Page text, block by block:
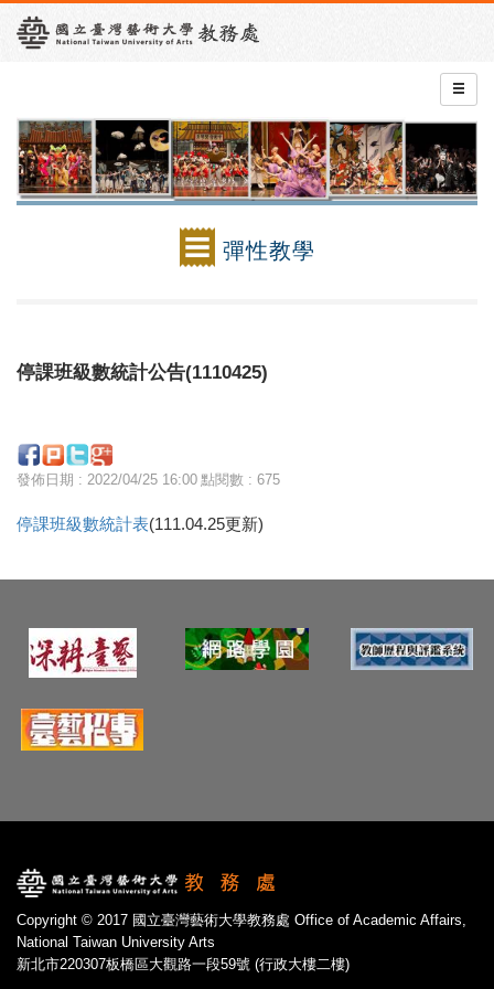
彈性教學
停課班級數統計公告(1110425)
發佈日期 : 2022/04/25 16:00 點閱數 : 675
停課班級數統計表(111.04.25更新)
Copyright © 2017 國立臺灣藝術大學教務處 Office of Academic Affairs,
National Taiwan University Arts
新北市220307板橋區大觀路一段59號 (行政大樓二樓)